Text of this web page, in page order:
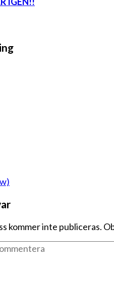
kommer inte publiceras.